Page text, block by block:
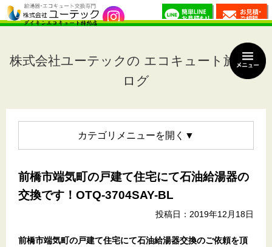
株式会社ユーテックの エコキュート施工ブ
ログ
カテゴリメニュー
前橋市端気町の戸建て住宅にて石油給湯器の
交換です！OTQ-3704SAY-BL
投稿日：2019年12月18日
前橋市端気町の戸建て住宅にて石油給湯器交換のご依頼を頂